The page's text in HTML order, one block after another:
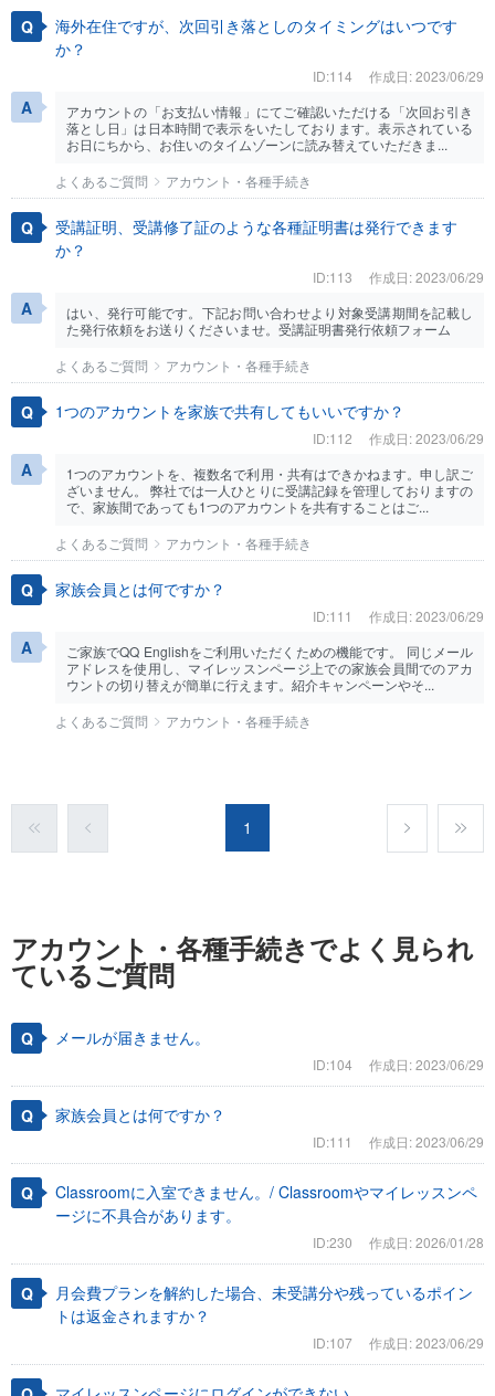
海外在住ですが、次回引き落としのタイミングはいつです
か？
ID:114
作成日: 2023/06/29
アカウントの「お支払い情報」にてご確認いただける「次回お引き
落とし日」は日本時間で表示をいたしております。表示されている
お日にちから、お住いのタイムゾーンに読み替えていただきま...
よくあるご質問
アカウント・各種手続き
受講証明、受講修了証のような各種証明書は発行できます
か？
ID:113
作成日: 2023/06/29
はい、発行可能です。下記お問い合わせより対象受講期間を記載し
た発行依頼をお送りくださいませ。受講証明書発行依頼フォーム
よくあるご質問
アカウント・各種手続き
1つのアカウントを家族で共有してもいいですか？
ID:112
作成日: 2023/06/29
1つのアカウントを、複数名で利用・共有はできかねます。申し訳ご
ざいません。 弊社では一人ひとりに受講記録を管理しておりますの
で、家族間であっても1つのアカウントを共有することはご...
よくあるご質問
アカウント・各種手続き
家族会員とは何ですか？
ID:111
作成日: 2023/06/29
ご家族でQQ Englishをご利用いただくための機能です。 同じメール
アドレスを使用し、マイレッスンページ上での家族会員間でのアカ
ウントの切り替えが簡単に行えます。紹介キャンペーンやそ...
よくあるご質問
アカウント・各種手続き
1
アカウント・各種手続きでよく見られ
ているご質問
メールが届きません。
ID:104 作成日: 2023/06/29
家族会員とは何ですか？
ID:111 作成日: 2023/06/29
Classroomに入室できません。/ Classroomやマイレッスンペ
ージに不具合があります。
ID:230 作成日: 2026/01/28
月会費プランを解約した場合、未受講分や残っているポイン
トは返金されますか？
ID:107 作成日: 2023/06/29